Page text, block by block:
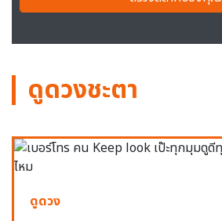
ดูดวงชะตา
ดูดวง